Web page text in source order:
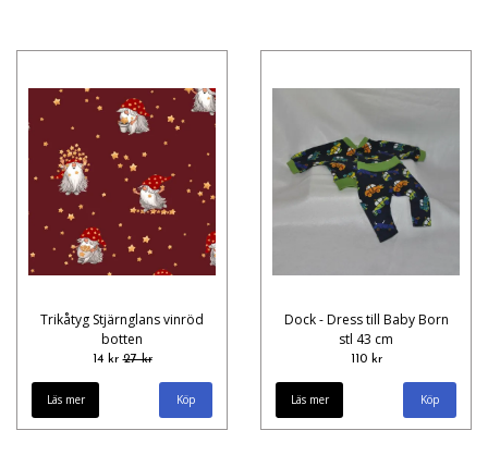
Trikåtyg Stjärnglans vinröd
botten
14 kr27 kr
Läs mer
Dock - Dress till Baby Born
stl 43 cm
110 kr
Läs mer